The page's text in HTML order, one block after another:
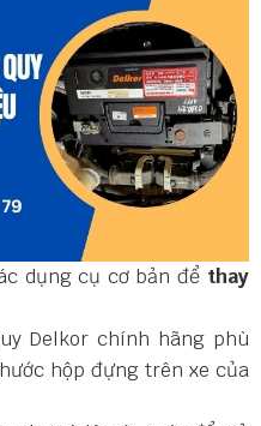
dụng cụ cơ bản để thay
Delkor chính hãng phù
hộp đựng trên xe của